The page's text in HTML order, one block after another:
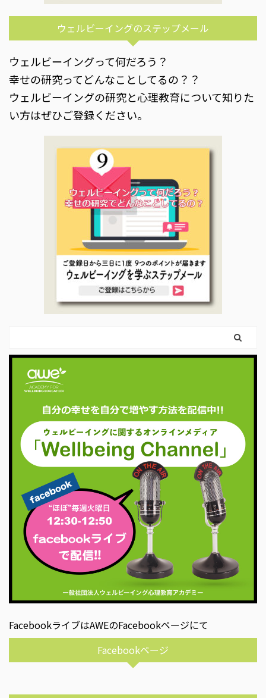
ウェルビーイングのステップメール
ウェルビーイングって何だろう？
幸せの研究ってどんなことしてるの？？
ウェルビーイングの研究と心理教育について知りた
い方はぜひご登録ください。
FacebookライブはAWEのFacebookページにて
Facebookページ